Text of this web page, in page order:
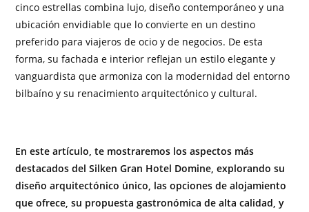
cinco estrellas combina lujo, diseño contemporáneo y una
ubicación envidiable que lo convierte en un destino
preferido para viajeros de ocio y de negocios. De esta
forma, su fachada e interior reflejan un estilo elegante y
vanguardista que armoniza con la modernidad del entorno
bilbaíno y su renacimiento arquitectónico y cultural.
En este artículo, te mostraremos los aspectos más
destacados del Silken Gran Hotel Domine, explorando su
diseño arquitectónico único, las opciones de alojamiento
que ofrece, su propuesta gastronómica de alta calidad, y